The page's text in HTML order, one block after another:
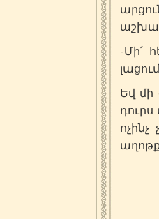
-Մի՛
Եվ մի